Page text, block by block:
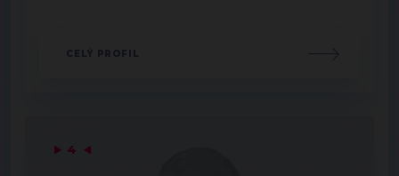
CELÝ PROFIL
▶ 4 ◀